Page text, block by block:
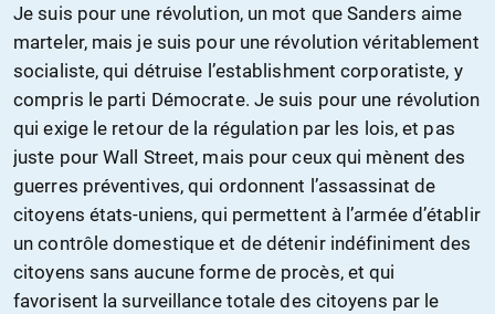
Je suis pour une révolution, un mot que Sanders aime
marteler, mais je suis pour une révolution véritablement
socialiste, qui détruise l’establishment corporatiste, y
compris le parti Démocrate. Je suis pour une révolution
qui exige le retour de la régulation par les lois, et pas
juste pour Wall Street, mais pour ceux qui mènent des
guerres préventives, qui ordonnent l’assassinat de
citoyens états-uniens, qui permettent à l’armée d’établir
un contrôle domestique et de détenir indéfiniment des
citoyens sans aucune forme de procès, et qui
favorisent la surveillance totale des citoyens par le